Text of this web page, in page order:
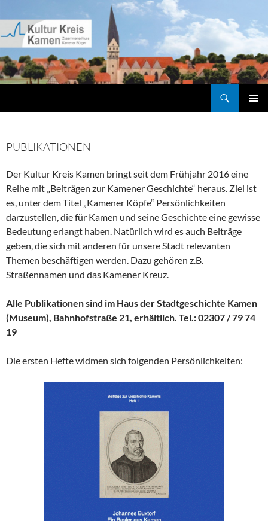
Inhalt
springen
PUBLIKATIONEN
Der Kultur Kreis Kamen bringt seit dem Frühjahr 2016 eine
Reihe mit „Beiträgen zur Kamener Geschichte“ heraus. Ziel ist
es, unter dem Titel „Kamener Köpfe“ Persönlichkeiten
darzustellen, die für Kamen und seine Geschichte eine gewisse
Bedeutung erlangt haben. Natürlich wird es auch Beiträge
geben, die sich mit anderen für unsere Stadt relevanten
Themen beschäftigen werden. Dazu gehören z.B.
Straßennamen und das Kamener Kreuz.
Alle Publikationen sind im Haus der Stadtgeschichte Kamen
(Museum), Bahnhofstraße 21, erhältlich. Tel.: 02307 / 79 74
19
Die ersten Hefte widmen sich folgenden Persönlichkeiten: